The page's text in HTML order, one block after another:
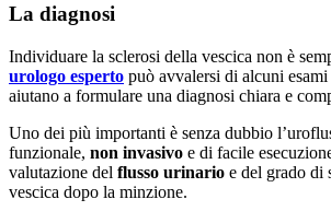
La diagnosi
Individuare la sclerosi della vescica non è
urologo esperto può avvalersi di alcuni
aiutano a formulare una diagnosi chiara e
Uno dei più importanti è senza dubbio
funzionale, non invasivo e di facile
valutazione del flusso urinario e del grado di
vescica dopo la minzione.